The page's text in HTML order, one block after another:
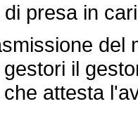
presa in
del
il
attesta